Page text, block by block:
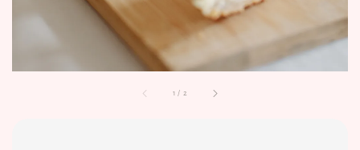
1 / 2